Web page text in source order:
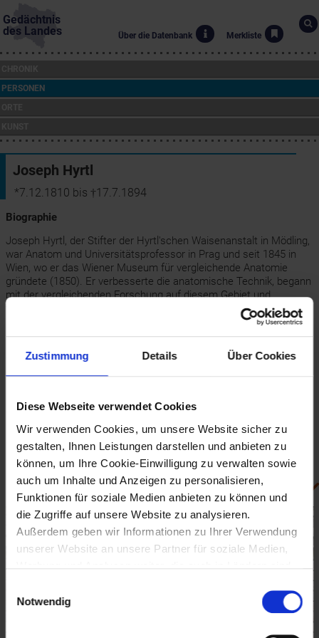
Zustimmung Details Über Cookies
Diese Webseite verwendet Cookies
Wir verwenden Cookies, um unsere Website sicher zu
gestalten, Ihnen Leistungen darstellen und anbieten zu
können, um Ihre Cookie-Einwilligung zu verwalten sowie
auch um Inhalte und Anzeigen zu personalisieren,
Funktionen für soziale Medien anbieten zu können und
die Zugriffe auf unsere Website zu analysieren.
Außerdem geben wir Informationen zu Ihrer Verwendung
unserer Website an unsere Partner für soziale Medien,
gegeben ist, und in denen Sie Ihre Rechte uU nicht
effektiv durchsetzen können. Unsere Partner führen
diese Informationen möglicherweise mit weiteren Daten
Notwendig
Gedächtnis
des Landes
Über die Datenbank Merkliste
PERSONEN
Joseph Hyrtl
*7.12.1810 bis †17.7.1894
Biographie
Joseph Hyrtl, der Stifter der Hyrtl'schen Waisenanstalt in Mödling,
war Anatom und Universitätsprofessor in Prag und seit 1845 in
Wien, wo er das Wiener Museum für vergleichende Anatomie
gründete (1850). Er verbesserte die anatomische Technik, begann
mit der vergleichenden Forschung auf diesem Gebiet und
versorgte fast alle anatomischen Museen der Welt mit seinen
für eine niederösterreichische Landes-Waisenanstalt, die 1886 für
48 Kinder eingeweiht wurde. Ein zweites Waisenhaus für 100
konnten nach seinem Tod (1894) weitere Plätze geschaffen
werden, sodass 1911 das Waisenhaus 455 Kinder aufnehmen
konnte. Die Verwaltung der Stiftung hatte zunächst Joseph
Schöffel inne, sie ging nach dessen Tod (1910) an den
niederösterreichischen Landesausschuss über.